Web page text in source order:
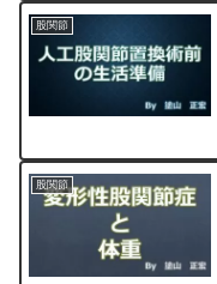
股関節
股関節